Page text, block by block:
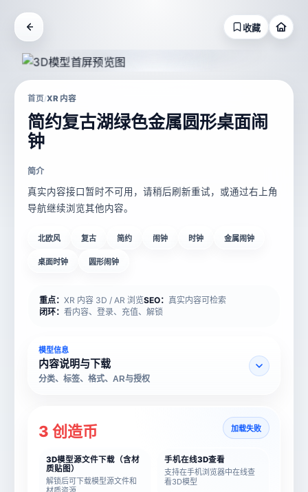
收藏
首页/XR 内容
简约复古湖绿色金属圆形桌面闹
钟
简介
真实内容接口暂时不可用，请稍后刷新重试，或通过右上角
导航继续浏览其他内容。
北欧风 复古 简约 闹钟 时钟 金属闹钟
桌面时钟 圆形闹钟
重点： XR 内容 3D / AR 浏览SEO： 真实内容可检索
闭环： 看内容、登录、充值、解锁
模型信息
内容说明与下载
分类、标签、格式、AR与授权
3 创造币 加载失败
3D模型源文件下载（含材
质贴图）
解锁后可下载模型源文件和
手机在线3D查看
支持在手机浏览器中在线查
看3D模型